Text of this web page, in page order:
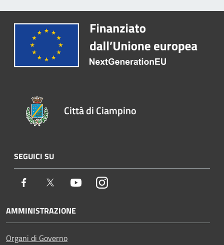
Città di Ciampino
SEGUICI SU
Facebook Twitter YoutubeInstagram
AMMINISTRAZIONE
Organi di Governo